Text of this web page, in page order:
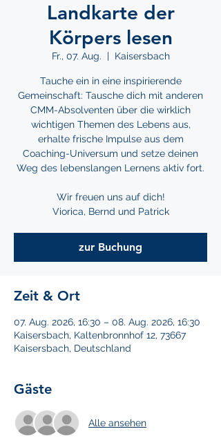
Landkarte der
Körpers lesen
Fr., 07. Aug.
  |
Kaisersbach
Tauche ein in eine inspirierende
Gemeinschaft: Tausche dich mit anderen
CMM-Absolventen über die wirklich
wichtigen Themen des Lebens aus,
erhalte frische Impulse aus dem
Coaching-Universum und setze deinen
Weg des lebenslangen Lernens aktiv fort.
Wir freuen uns auf dich!
Viorica, Bernd und Patrick
zur Buchung
Zeit & Ort
07. Aug. 2026, 16:30 – 08. Aug. 2026, 16:30
Kaisersbach, Kaltenbronnhof 12, 73667
Kaisersbach, Deutschland
Gäste
Alle ansehen